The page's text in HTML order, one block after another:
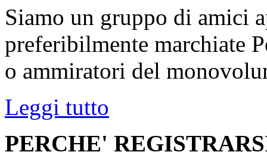
Siamo un gruppo di amici
preferibilmente marchiate
o ammiratori del
Leggi tutto
PERCHE'